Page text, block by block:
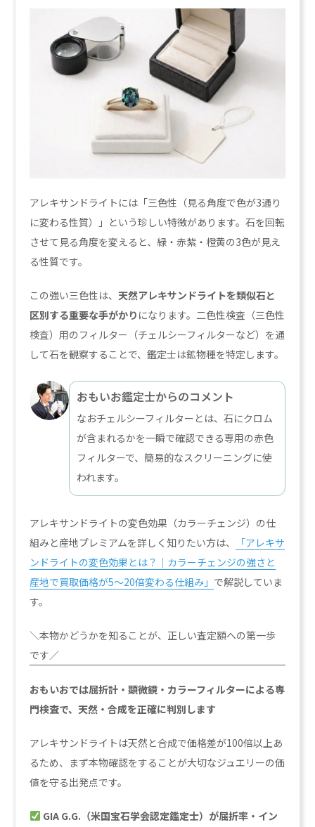
アレキサンドライトには「三色性（見る角度で色が3通り
に変わる性質）」という珍しい特徴があります。石を回転
させて見る角度を変えると、緑・赤紫・橙黄の3色が見え
る性質です。
この強い三色性は、天然アレキサンドライトを類似石と
区別する重要な手がかり になります。二色性検査（三色性
検査）用のフィルター（チェルシーフィルターなど）を通
して石を観察することで、鑑定士は鉱物種を特定します。
おもいお鑑定士からのコメント
なおチェルシーフィルターとは、石にクロム
が含まれるかを一瞬で確認できる専用の赤色
フィルターで、簡易的なスクリーニングに使
われます。
アレキサンドライトの変色効果（カラーチェンジ）の仕
組みと産地プレミアムを詳しく知りたい方は、
「アレキサ
ンドライトの変色効果とは？｜カラーチェンジの強さと
産地で買取価格が5〜20倍変わる仕組み」 で解説していま
す。
＼本物かどうかを知ることが、正しい査定額への第一歩
です／
おもいおでは屈折計・顕微鏡・カラーフィルターによる専
門検査で、天然・合成を正確に判別します
アレキサンドライトは天然と合成で価格差が100倍以上あ
るため、まず本物確認をすることが大切なジュエリーの価
値を守る出発点です。
GIA G.G.（米国宝石学会認定鑑定士）が屈折率・イン